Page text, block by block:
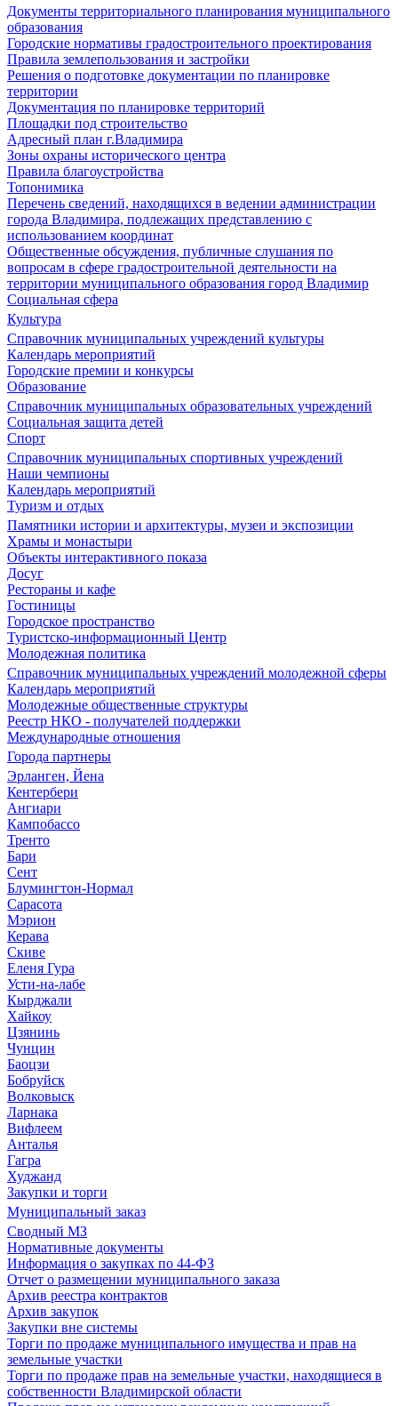
Документы территориального планирования муниципального
образования
Городские нормативы градостроительного проектирования
Правила землепользования и застройки
Решения о подготовке документации по планировке
территории
Документация по планировке территорий
Площадки под строительство
Адресный план г.Владимира
Зоны охраны исторического центра
Правила благоустройства
Топонимика
Перечень сведений, находящихся в ведении администрации
города Владимира, подлежащих представлению с
использованием координат
Общественные обсуждения, публичные слушания по
вопросам в сфере градостроительной деятельности на
территории муниципального образования город Владимир
Социальная сфера
Культура
Справочник муниципальных учреждений культуры
Календарь мероприятий
Городские премии и конкурсы
Образование
Справочник муниципальных образовательных учреждений
Социальная защита детей
Спорт
Справочник муниципальных спортивных учреждений
Наши чемпионы
Календарь мероприятий
Туризм и отдых
Памятники истории и архитектуры, музеи и экспозиции
Храмы и монастыри
Объекты интерактивного показа
Досуг
Рестораны и кафе
Гостиницы
Городское пространство
Туристско-информационный Центр
Молодежная политика
Справочник муниципальных учреждений молодежной сферы
Календарь мероприятий
Молодежные общественные структуры
Реестр НКО - получателей поддержки
Международные отношения
Города партнеры
Эрланген, Йена
Кентербери
Ангиари
Кампобассо
Тренто
Бари
Сент
Блумингтон-Нормал
Сарасота
Мэрион
Керава
Скиве
Еленя Гура
Усти-на-лабе
Кырджали
Хайкоу
Цзянинь
Чунцин
Баоцзи
Бобруйск
Волковыск
Ларнака
Вифлеем
Анталья
Гагра
Худжанд
Закупки и торги
Муниципальный заказ
Сводный МЗ
Нормативные документы
Информация о закупках по 44-ФЗ
Отчет о размещении муниципального заказа
Архив реестра контрактов
Архив закупок
Закупки вне системы
Торги по продаже муниципального имущества и прав на
земельные участки
Торги по продаже прав на земельные участки, находящиеся в
собственности Владимирской области